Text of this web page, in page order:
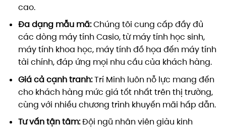
cao.
Đa dạng mẫu mã:Chúng tôi cung cấp đầy đủ
các dòng máy tính Casio, từ máy tính học sinh,
máy tính khoa học, máy tính đồ họa đến máy tính
tài chính, đáp ứng mọi nhu cầu của khách hàng.
Giá cả cạnh tranh:Trí Minh luôn nỗ lực mang đến
cho khách hàng mức giá tốt nhất trên thị trường,
cùng với nhiều chương trình khuyến mãi hấp dẫn.
Tư vấn tận tâm:Đội ngũ nhân viên giàu kinh